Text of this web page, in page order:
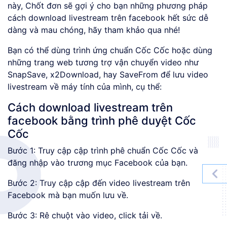
này, Chốt đơn sẽ gợi ý cho bạn những phương pháp
cách download livestream trên facebook hết sức dễ
dàng và mau chóng, hãy tham khảo qua nhé!
Bạn có thể dùng trình ứng chuẩn Cốc Cốc hoặc dùng
những trang web tương trợ vận chuyển video như
SnapSave, x2Download, hay SaveFrom để lưu video
livestream về máy tính của mình, cụ thể:
Cách download livestream trên
facebook bằng trình phê duyệt Cốc
Cốc
Bước 1: Truy cập cập trình phê chuẩn Cốc Cốc và
đăng nhập vào trương mục Facebook của bạn.
Bước 2: Truy cập cập đến video livestream trên
Facebook mà bạn muốn lưu về.
Bước 3: Rê chuột vào video, click tải về.